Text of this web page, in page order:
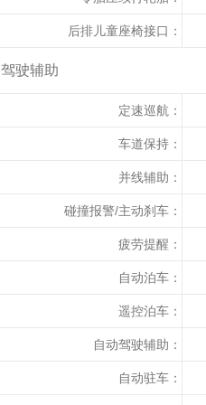
后排儿童座椅接口：
驾驶辅助
定速巡航：
车道保持：
并线辅助：
碰撞报警/主动刹车：
疲劳提醒：
自动泊车：
遥控泊车：
自动驾驶辅助：
自动驻车：